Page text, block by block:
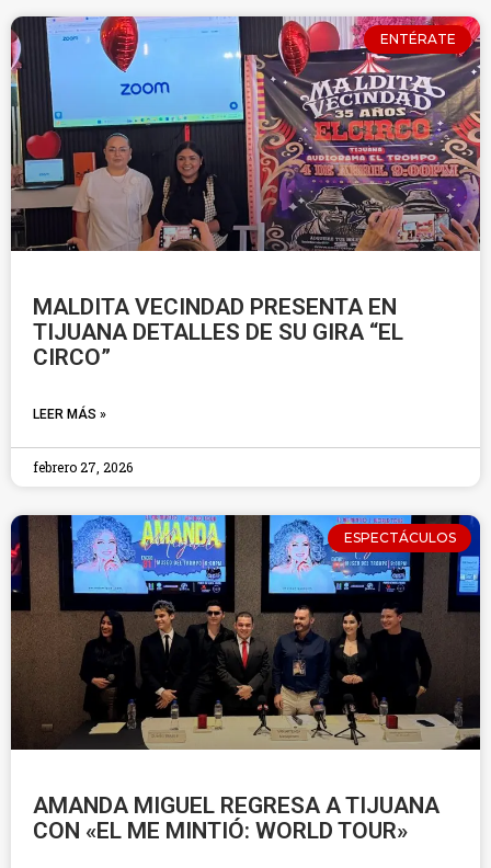
ENTÉRATE
MALDITA VECINDAD PRESENTA EN
TIJUANA DETALLES DE SU GIRA “EL
CIRCO”
LEER MÁS »
febrero 27, 2026
ESPECTÁCULOS
AMANDA MIGUEL REGRESA A TIJUANA
CON «EL ME MINTIÓ: WORLD TOUR»